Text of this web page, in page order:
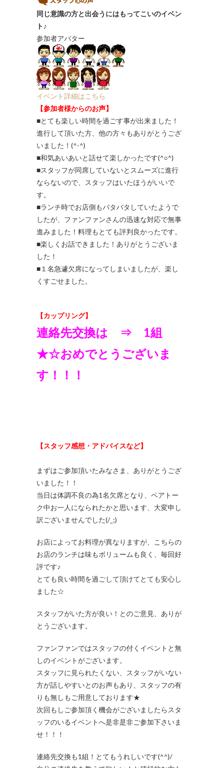
同じ意識の方と出会うにはもってこいのイベン
ト♪
参加者アバター
イベント詳細はこちら
【参加者様からのお声】
■とても楽しい時間を過ごす事が出来ました！
進行して頂いた方、他の方々もありがとうござ
いました！(^-^)
■和気あいあいと話せて楽しかったです(^○^)
■スタッフが同席していないとスムーズに進行
ならないので、スタッフはいたほうがいいで
す。
■ランチ時でお店側もバタバタしていたようで
したが、ファンファンさんの迅速な対応で無事
進みました！料理もとても評判良かったです。
■楽しくお話できました！ありがとうございま
した！
■１名急遽欠席になってしまいましたが、楽し
くすごせました。
【カップリング】
連絡先交換は ⇒ 1組
★☆おめでとうございま
す！！！
【スタッフ感想・アドバイスなど】
まずはご参加頂いたみなさま、ありがとうござ
いました！！
当日は体調不良の為1名欠席となり、ペアトー
ク中お一人になられたかと思います、大変申し
訳ございませんでした(/_;)
お店によってお料理が異なりますが、こちらの
お店のランチは味もボリュームも良く、毎回好
評です♪
とても良い時間を過ごして頂けてとても安心し
ました☆
スタッフがいた方が良い！とのご意見、ありが
とうございます。
ファンファンではスタッフの付くイベントと無
しのイベントがございます。
スタッフに見られたくない、スタッフがいない
方が話しやすいとのお声もあり、スタッフの有
りも無しもご用意しております★
次回もしご参加頂く機会がございましたらスタ
ッフのいるイベントへ是非是非ご参加下さいま
せ！！！
連絡先交換も1組！とてもうれしいです(^^)/